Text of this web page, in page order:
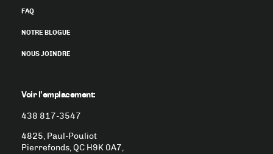
FAQ
NOTRE BLOGUE
NOUS JOINDRE
Voir l’emplacement:
438 817-3547
4825, Paul-Pouliot
Pierrefonds, QC H9K 0A7,